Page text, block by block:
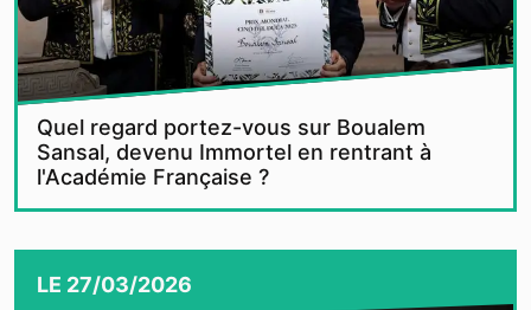
Quel regard portez-vous sur Boualem
Sansal, devenu Immortel en rentrant à
l'Académie Française ?
LE 27/03/2026